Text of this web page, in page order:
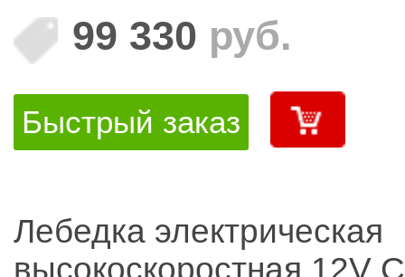
99 330 руб.
Быстрый заказ
Лебедка электрическая